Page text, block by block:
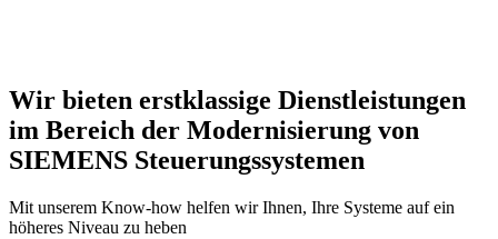
Wir bieten erstklassige Dienstleistungen
im Bereich der Modernisierung von
SIEMENS Steuerungssystemen
Mit unserem Know-how helfen wir Ihnen, Ihre Systeme auf ein
höheres Niveau zu heben